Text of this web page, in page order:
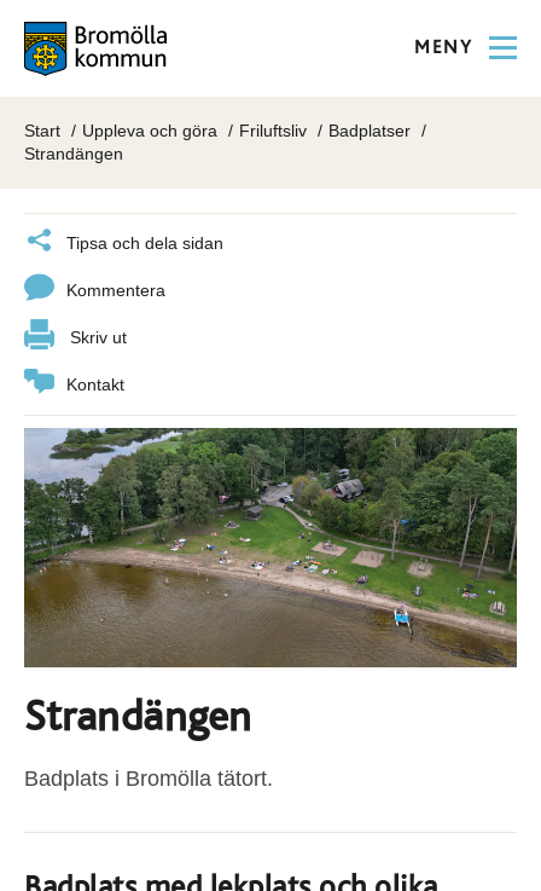
MENY
Start Uppleva och göra Friluftsliv
Badplatser
Strandängen
Tipsa och dela sidan
Kommentera
Skriv ut
Kontakt
Strandängen
Badplats i Bromölla tätort.